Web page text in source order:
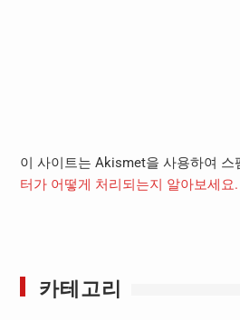
이 사이트는 Akismet을 사용하여 스
터가 어떻게 처리되는지 알아보세요.
카테고리